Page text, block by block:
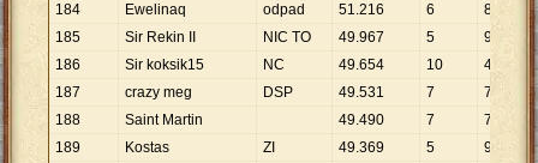
184
Ewelinaq odpad 51.216 6 8
185
Sir Rekin II NIC TO 49.967 5 9 993
186
Sir koksik15 NC 49.654 10 4 965
187
crazy meg DSP 49.531 7 7 . 076
188
Saint Martin 49.490 7 7
189
Kostas ZI 49.369 5 9 .874